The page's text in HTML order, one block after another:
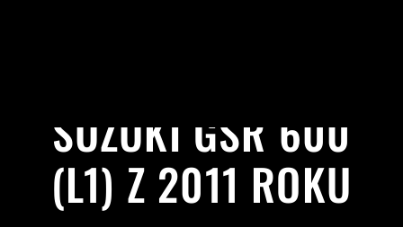
SUZUKI GSR 600
(L1) Z 2011 ROKU